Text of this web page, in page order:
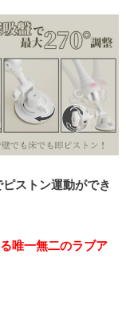
ストン運動ができ
唯一無二のラブア